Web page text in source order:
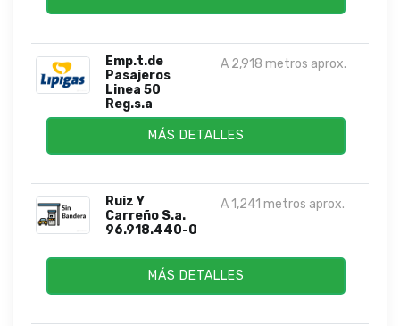
Emp.t.de
Pasajeros
Linea 50
Reg.s.a
A 2,918 metros aprox.
MÁS DETALLES
Ruiz Y
Carreño S.a.
96.918.440-0
A 1,241 metros aprox.
MÁS DETALLES